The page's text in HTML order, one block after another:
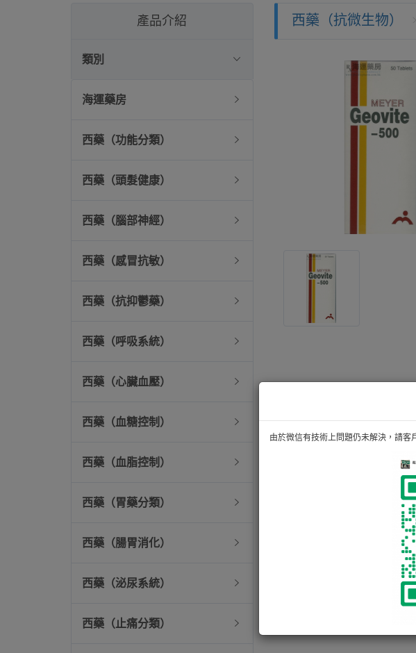
由於微信有技術上問題仍未解決，請
產品介紹
類別
海運藥房
西藥（功能分類）
西藥（頭髮健康）
西藥（腦部神經）
西藥（感冒抗敏）
西藥（抗抑鬱藥）
西藥（呼吸系統）
西藥（心臟血壓）
西藥（血糖控制）
西藥（血脂控制）
西藥（胃藥分類）
西藥（腸胃消化）
西藥（泌尿系統）
西藥（止痛分類）
西藥（抗微生物）